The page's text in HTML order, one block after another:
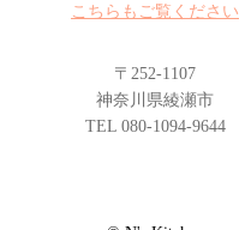
こちらもご覧ください
〒252-1107
神奈川県綾瀬市
TEL 080-1094-9644